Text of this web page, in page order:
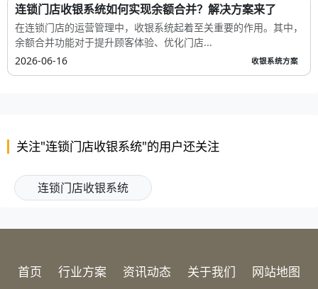
连锁门店收银系统如何实现余额合并？解决方案来了
在连锁门店的运营管理中，收银系统起着至关重要的作用。其中，
余额合并功能对于提升顾客体验、优化门店...
2026-06-16
收银系统方案
关注"连锁门店收银系统"的用户还关注
连锁门店收银系统
首页 行业方案 资讯动态 关于我们 网站地图